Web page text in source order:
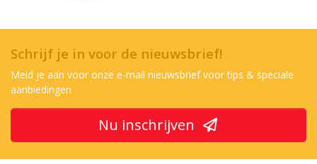
Schrijf je in voor de nieuwsbrief!
Meld je aan voor onze e-mail nieuwsbrief voor tips & speciale
aanbiedingen
Nu inschrijven